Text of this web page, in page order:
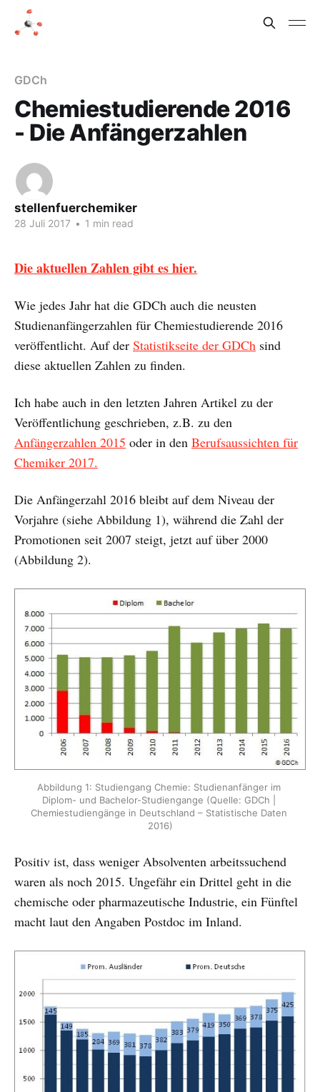
GDCh
Chemiestudierende 2016
- Die Anfängerzahlen
stellenfuerchemiker
28 Juli 2017 • 1 min read
Die aktuellen Zahlen gibt es hier.
Wie jedes Jahr hat die GDCh auch die neusten
Studienanfängerzahlen für Chemiestudierende 2016
veröffentlicht. Auf der Statistikseite der GDCh sind
diese aktuellen Zahlen zu finden.
Ich habe auch in den letzten Jahren Artikel zu der
Veröffentlichung geschrieben, z.B. zu den
Anfängerzahlen 2015 oder in den Berufsaussichten für
Chemiker 2017.
Die Anfängerzahl 2016 bleibt auf dem Niveau der
Vorjahre (siehe Abbildung 1), während die Zahl der
Promotionen seit 2007 steigt, jetzt auf über 2000
(Abbildung 2).
Abbildung 1: Studiengang Chemie: Studienanfänger im
Diplom- und Bachelor-Studiengange (Quelle: GDCh |
Chemiestudiengänge in Deutschland – Statistische Daten
2016)
Positiv ist, dass weniger Absolventen arbeitssuchend
waren als noch 2015. Ungefähr ein Drittel geht in die
chemische oder pharmazeutische Industrie, ein Fünftel
macht laut den Angaben Postdoc im Inland.